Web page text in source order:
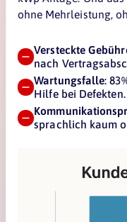
ohne Mehrleistung,
Versteckte
nach
Wartungsfalle:
Hilfe bei Defekten.
sprachlich kaum